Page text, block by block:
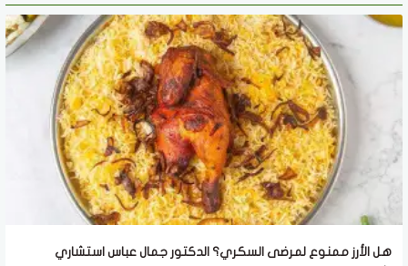
هل الأرز ممنوع لمرضى السكري؟ الدكتور جمال عباس استشاري